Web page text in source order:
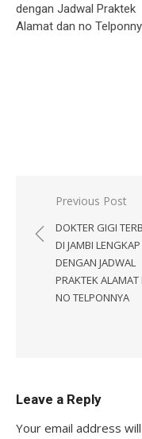
dengan Jadwal Praktek
Alamat dan no
Post
navigation
Previous Post
DOKTER GIGI
DI JAMBI LENGKAP
DENGAN JADWAL
PRAKTEK ALAMAT
NO TELPONNYA
Leave a Reply
Your email address